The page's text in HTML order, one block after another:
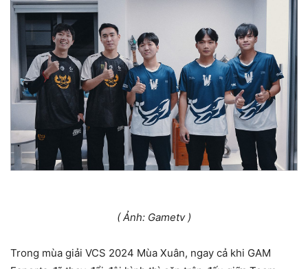
( Ảnh: Gametv )
Trong mùa giải VCS 2024 Mùa Xuân, ngay cả khi GAM